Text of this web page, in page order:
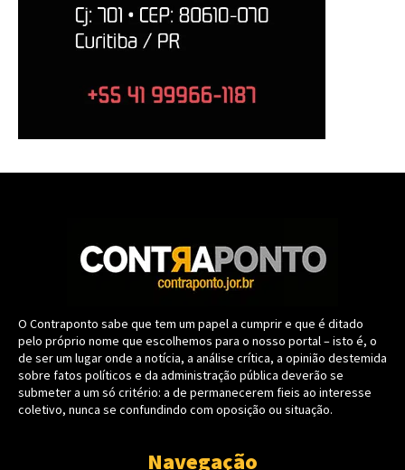
O Contraponto sabe que tem um papel a cumprir e que é ditado
pelo próprio nome que escolhemos para o nosso portal – isto é, o
de ser um lugar onde a notícia, a análise crítica, a opinião destemida
sobre fatos políticos e da administração pública deverão se
submeter a um só critério: a de permanecerem fieis ao interesse
coletivo, nunca se confundindo com oposição ou situação.
Navegação